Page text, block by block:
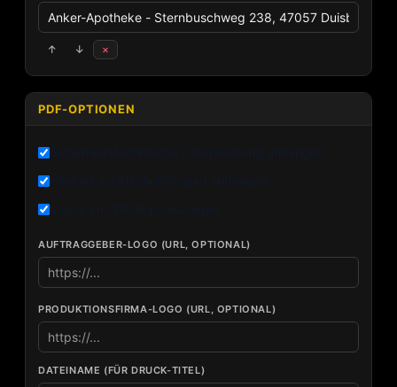
↑ ↓ ×
PDF-OPTIONEN
AUFTRAGGEBER-LOGO (URL, OPTIONAL)
PRODUKTIONSFIRMA-LOGO (URL, OPTIONAL)
DATEINAME (FÜR DRUCK-TITEL)